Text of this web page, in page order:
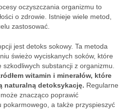
oczyszczania organizmu to
o zdrowie. Istnieje wiele metod,
zastosować.
jest detoks sokowy. Ta metoda
świeżo wyciskanych soków, które
substancji z organizmu.
witamin i minerałów, które
naturalną detoksykację. Regularne
znacząco poprawić
pokarmowego, a także przyspieszyć